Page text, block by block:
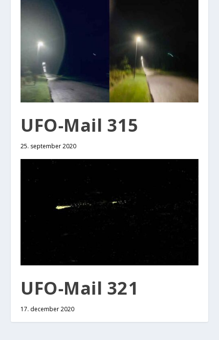
UFO-Mail 315
25. september 2020
UFO-Mail 321
17. december 2020